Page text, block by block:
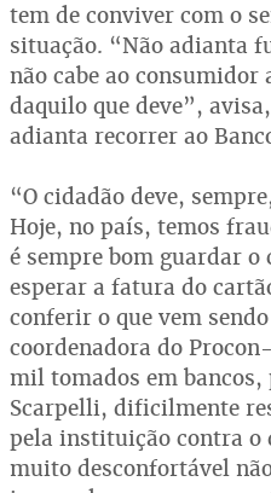
tem de conviver com o
situação. “Não adianta
não cabe ao consumidor
daquilo que deve”,
adianta recorrer ao
“O cidadão deve,
Hoje, no país, temos
é sempre bom guardar
esperar a fatura do
conferir o que vem
coordenadora do
mil tomados em bancos,
Scarpelli, dificilmente
pela instituição contra o
muito desconfortável